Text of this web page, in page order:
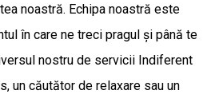
noastră. Echipa noastră este
în care ne treci pragul și până te
nostru de servicii Indiferent
un căutător de relaxare sau un